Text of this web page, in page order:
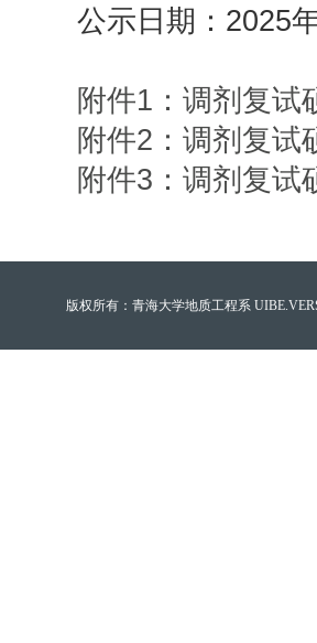
公示日期：2025
附件1：调剂复试
附件2：调剂复试
附件3：调剂复试
版权所有：青海大学地质工程系